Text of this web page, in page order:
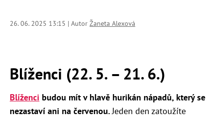
26. 06. 2025 13:15 | Autor Žaneta Alexová
Blíženci (22. 5. – 21. 6.)
Blíženci budou mít v hlavě hurikán nápadů, který se
nezastaví ani na červenou.Jeden den zatoužíte